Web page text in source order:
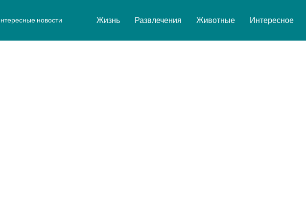
новости Жизнь Развлечения Животные Интересное